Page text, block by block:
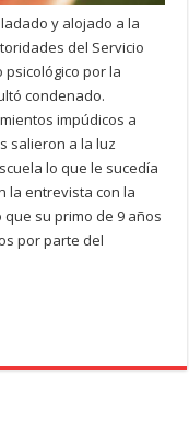
y alojado a la
del Servicio
por la
condenado.
impúdicos a
salieron a la luz
lo que le sucedía
la entrevista con la
su primo de 9 años
por parte del